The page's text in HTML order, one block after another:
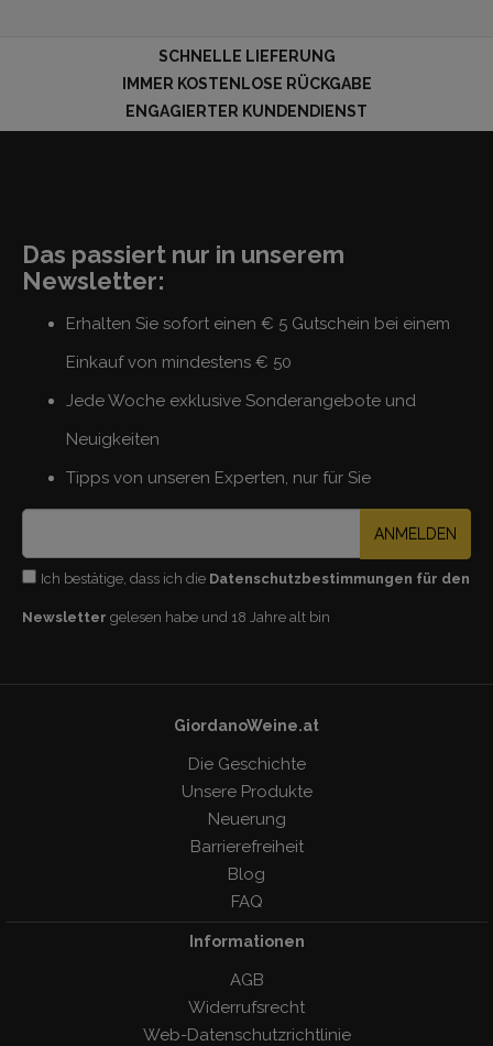
SCHNELLE LIEFERUNG
IMMER KOSTENLOSE RÜCKGABE
ENGAGIERTER KUNDENDIENST
Das passiert nur in unserem
Newsletter:
Erhalten Sie sofort einen € 5 Gutschein bei einem
Einkauf von mindestens € 50
Jede Woche exklusive Sonderangebote und
Neuigkeiten
Tipps von unseren Experten, nur für Sie
ANMELDEN
Ich bestätige, dass ich die Datenschutzbestimmungen für den
Newsletter gelesen habe und 18 Jahre alt bin
GiordanoWeine.at
Die Geschichte
Unsere Produkte
Neuerung
Barrierefreiheit
Blog
FAQ
Informationen
AGB
Widerrufsrecht
Web-Datenschutzrichtlinie